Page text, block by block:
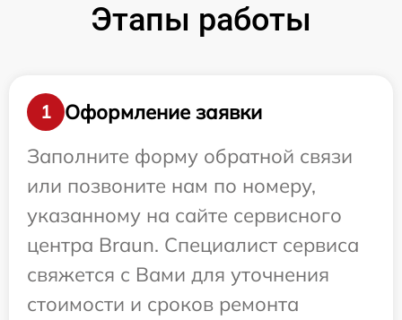
Этапы работы
1
Оформление заявки
Заполните форму обратной связи
или позвоните нам по номеру,
указанному на сайте сервисного
центра Braun. Специалист сервиса
свяжется с Вами для уточнения
стоимости и сроков ремонта